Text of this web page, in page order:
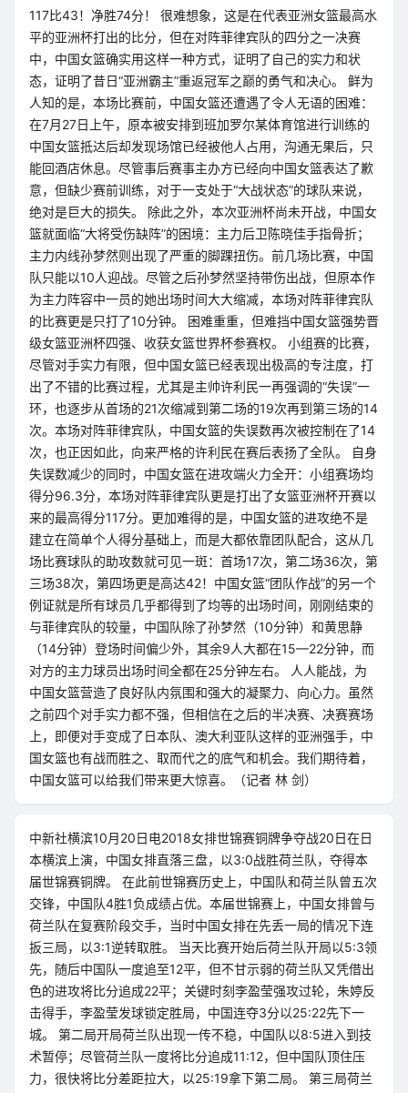
117比43！净胜74分！ 很难想象，这是在代表亚洲女篮最高水
平的亚洲杯打出的比分，但在对阵菲律宾队的四分之一决赛
中，中国女篮确实用这样一种方式，证明了自己的实力和状
态，证明了昔日“亚洲霸主”重返冠军之巅的勇气和决心。 鲜为
人知的是，本场比赛前，中国女篮还遭遇了令人无语的困难：
在7月27日上午，原本被安排到班加罗尔某体育馆进行训练的
中国女篮抵达后却发现场馆已经被他人占用，沟通无果后，只
能回酒店休息。尽管事后赛事主办方已经向中国女篮表达了歉
意，但缺少赛前训练，对于一支处于“大战状态”的球队来说，
绝对是巨大的损失。 除此之外，本次亚洲杯尚未开战，中国女
篮就面临“大将受伤缺阵”的困境：主力后卫陈晓佳手指骨折；
主力内线孙梦然则出现了严重的脚踝扭伤。前几场比赛，中国
队只能以10人迎战。尽管之后孙梦然坚持带伤出战，但原本作
为主力阵容中一员的她出场时间大大缩减，本场对阵菲律宾队
的比赛更是只打了10分钟。 困难重重，但难挡中国女篮强势晋
级女篮亚洲杯四强、收获女篮世界杯参赛权。 小组赛的比赛，
尽管对手实力有限，但中国女篮已经表现出极高的专注度，打
出了不错的比赛过程，尤其是主帅许利民一再强调的“失误”一
环，也逐步从首场的21次缩减到第二场的19次再到第三场的14
次。本场对阵菲律宾队，中国女篮的失误数再次被控制在了14
次，也正因如此，向来严格的许利民在赛后表扬了全队。 自身
失误数减少的同时，中国女篮在进攻端火力全开：小组赛场均
得分96.3分，本场对阵菲律宾队更是打出了女篮亚洲杯开赛以
来的最高得分117分。更加难得的是，中国女篮的进攻绝不是
建立在简单个人得分基础上，而是大都依靠团队配合，这从几
场比赛球队的助攻数就可见一斑：首场17次，第二场36次，第
三场38次，第四场更是高达42！中国女篮“团队作战”的另一个
例证就是所有球员几乎都得到了均等的出场时间，刚刚结束的
与菲律宾队的较量，中国队除了孙梦然（10分钟）和黄思静
（14分钟）登场时间偏少外，其余9人大都在15—22分钟，而
对方的主力球员出场时间全都在25分钟左右。 人人能战，为
中国女篮营造了良好队内氛围和强大的凝聚力、向心力。虽然
之前四个对手实力都不强，但相信在之后的半决赛、决赛赛场
上，即便对手变成了日本队、澳大利亚队这样的亚洲强手，中
国女篮也有战而胜之、取而代之的底气和机会。我们期待着，
中国女篮可以给我们带来更大惊喜。（记者 林 剑）
中新社横滨10月20日电2018女排世锦赛铜牌争夺战20日在日
本横滨上演，中国女排直落三盘，以3:0战胜荷兰队，夺得本
届世锦赛铜牌。 在此前世锦赛历史上，中国队和荷兰队曾五次
交锋，中国队4胜1负成绩占优。本届世锦赛上，中国女排曾与
荷兰队在复赛阶段交手，当时中国女排在先丢一局的情况下连
扳三局，以3:1逆转取胜。 当天比赛开始后荷兰队开局以5:3领
先，随后中国队一度追至12平，但不甘示弱的荷兰队又凭借出
色的进攻将比分追成22平；关键时刻李盈莹强攻过轮，朱婷反
击得手，李盈莹发球锁定胜局，中国连夺3分以25:22先下一
城。 第二局开局荷兰队出现一传不稳，中国队以8:5进入到技
术暂停；尽管荷兰队一度将比分追成11:12，但中国队顶住压
力，很快将比分差距拉大，以25:19拿下第二局。 第三局荷兰